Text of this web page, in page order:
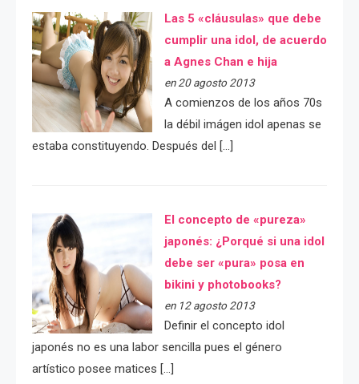
Las 5 «cláusulas» que debe
cumplir una idol, de acuerdo
a Agnes Chan e hija
en 20 agosto 2013
A comienzos de los años 70s
la débil imágen idol apenas se
estaba constituyendo. Después del […]
El concepto de «pureza»
japonés: ¿Porqué si una idol
debe ser «pura» posa en
bikini y photobooks?
en 12 agosto 2013
Definir el concepto idol
japonés no es una labor sencilla pues el género
artístico posee matices […]